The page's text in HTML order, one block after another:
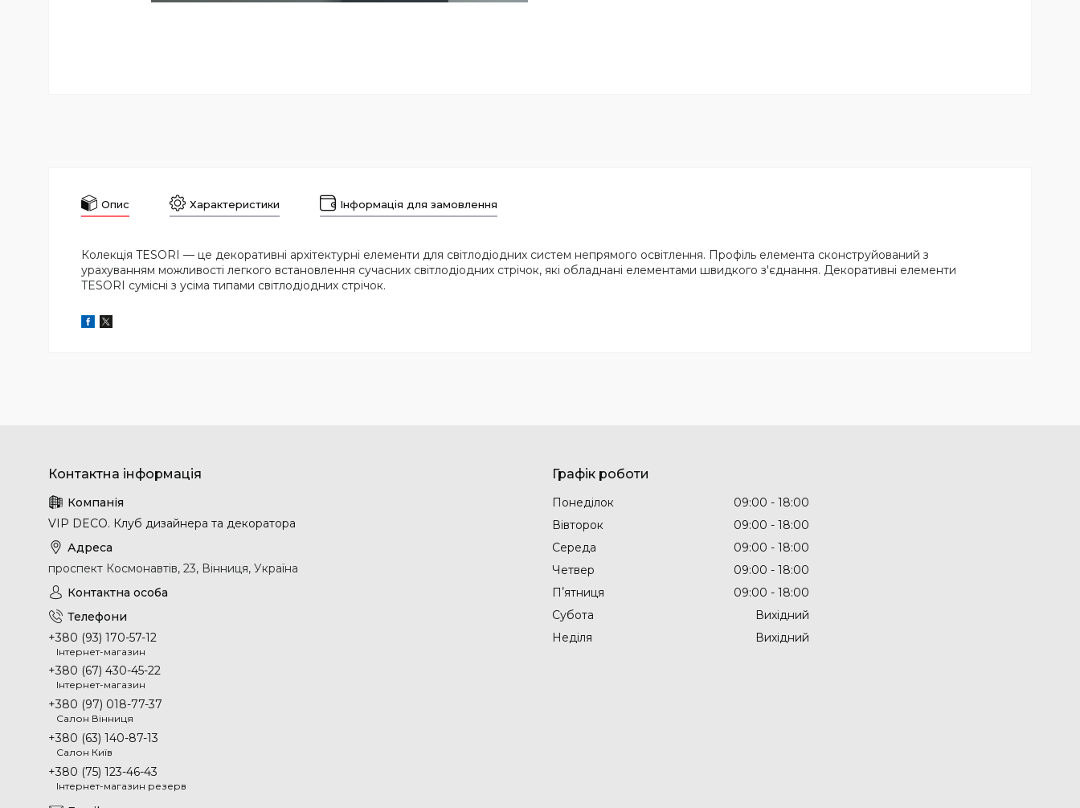
Опис Характеристики Інформація для замовлення
Колекція TESORI — це декоративні архітектурні елементи для світлодіодних систем непрямого освітлення. Профіль елемента сконструйований з
урахуванням можливості легкого встановлення сучасних світлодіодних стрічок, які обладнані елементами швидкого з'єднання. Декоративні елементи
TESORI сумісні з усіма типами світлодіодних стрічок.
VIP DECO. Клуб дизайнера та декоратора
проспект Космонавтів, 23, Вінниця, Україна
+380 (93) 170-57-12
Інтернет-магазин
+380 (67) 430-45-22
Інтернет-магазин
+380 (97) 018-77-37
Салон Вінниця
+380 (63) 140-87-13
Салон Київ
+380 (75) 123-46-43
Інтернет-магазин резерв
Графік роботи
Понеділок 09:00
18:00
Вівторок
09:00
18:00
Середа
09:00
18:00
Четвер
09:00
18:00
Пʼятниця
09:00
18:00
Субота
Вихідний
Неділя
Вихідний